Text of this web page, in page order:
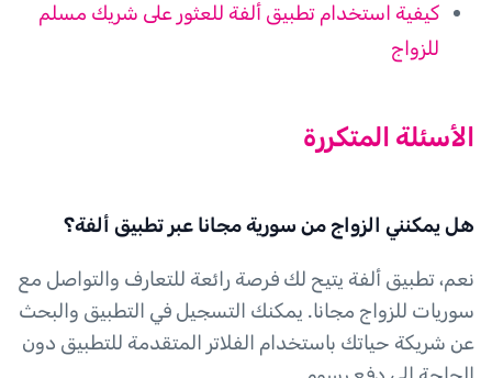
كيفية استخدام تطبيق ألفة للعثور على شريك مسلم
للزواج
الأسئلة المتكررة
هل يمكنني الزواج من سورية مجانا عبر تطبيق ألفة؟
نعم، تطبيق ألفة يتيح لك فرصة رائعة للتعارف والتواصل مع
سوريات للزواج مجانا. يمكنك التسجيل في التطبيق والبحث
عن شريكة حياتك باستخدام الفلاتر المتقدمة للتطبيق دون